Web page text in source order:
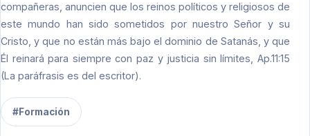
compañeras, anuncien que los reinos políticos y religiosos de
este mundo han sido sometidos por nuestro Señor y su
Cristo, y que no están más bajo el dominio de Satanás, y que
Él reinará para siempre con paz y justicia sin límites, Ap.11:15
(La paráfrasis es del escritor).
#Formación